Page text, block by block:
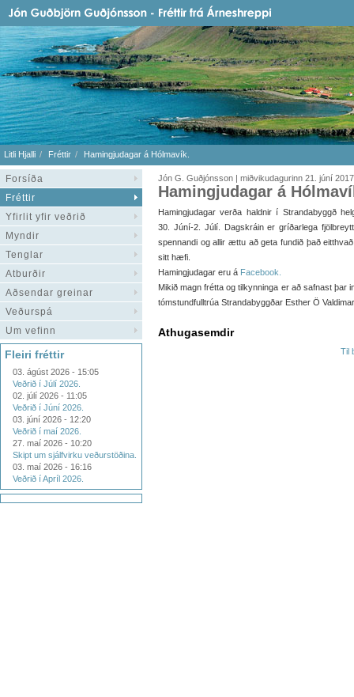
Litli Hjalli Fréttir Hamingjudagar á Hólmavík.
Forsíða
Fréttir
Yfirlit yfir veðrið
Myndir
Tenglar
Atburðir
Aðsendar greinar
Veðurspá
Um vefinn
Fleiri fréttir
03. ágúst 2026 - 15:05
Veðrið í Júlí 2026.
02. júlí 2026 - 11:05
Veðrið í Júní 2026.
03. júní 2026 - 12:20
Veðrið í maí 2026.
27. maí 2026 - 10:20
Skipt um sjálfvirku veðurstöðina.
03. maí 2026 - 16:16
Veðrið í Apríl 2026.
Jón G. Guðjónsson | miðvikudagurinn 21. júní 2017
Hamingjudagar á
Hamingjudagar verða haldnir í Strandabyggð
30. Júní-2. Júlí. Dagskráin er gríðarlega
spennandi og allir ættu að geta fundið það
sitt hæfi.
Hamingjudagar eru á Facebook.
Mikið magn frétta og tilkynninga er að safnast
tómstundfulltrúa Strandabyggðar Esther Ö
Athugasemdir
Til